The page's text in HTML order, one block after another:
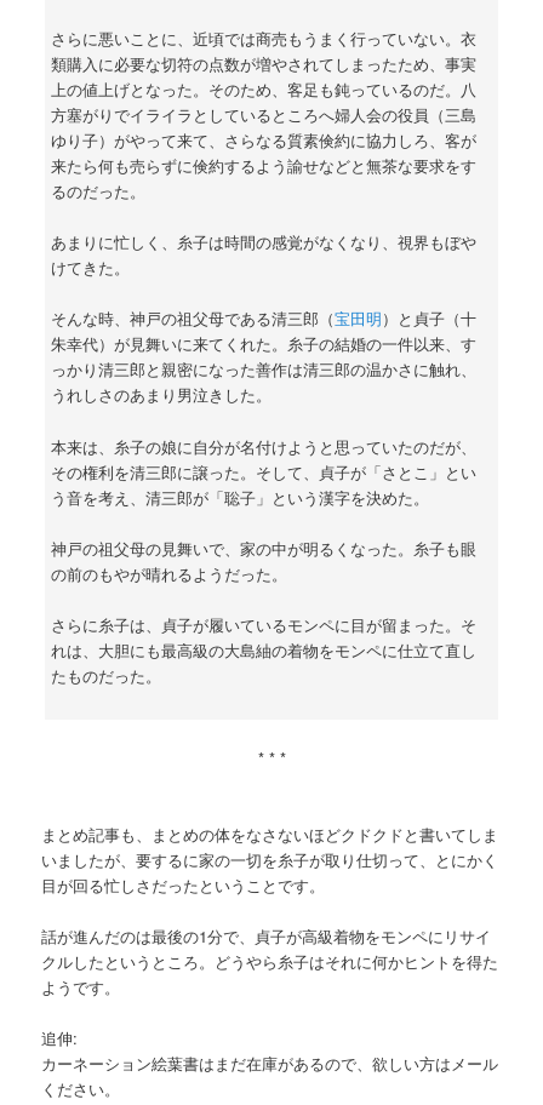
さらに悪いことに、近頃では商売もうまく行っていない。衣
類購入に必要な切符の点数が増やされてしまったため、事実
上の値上げとなった。そのため、客足も鈍っているのだ。八
方塞がりでイライラとしているところへ婦人会の役員（三島
ゆり子）がやって来て、さらなる質素倹約に協力しろ、客が
来たら何も売らずに倹約するよう諭せなどと無茶な要求をす
るのだった。
あまりに忙しく、糸子は時間の感覚がなくなり、視界もぼや
けてきた。
そんな時、神戸の祖父母である清三郎（宝田明）と貞子（十
朱幸代）が見舞いに来てくれた。糸子の結婚の一件以来、す
っかり清三郎と親密になった善作は清三郎の温かさに触れ、
うれしさのあまり男泣きした。
本来は、糸子の娘に自分が名付けようと思っていたのだが、
その権利を清三郎に譲った。そして、貞子が「さとこ」とい
う音を考え、清三郎が「聡子」という漢字を決めた。
神戸の祖父母の見舞いで、家の中が明るくなった。糸子も眼
の前のもやが晴れるようだった。
さらに糸子は、貞子が履いているモンペに目が留まった。そ
れは、大胆にも最高級の大島紬の着物をモンペに仕立て直し
たものだった。
* * *
まとめ記事も、まとめの体をなさないほどクドクドと書いてしま
いましたが、要するに家の一切を糸子が取り仕切って、とにかく
目が回る忙しさだったということです。
話が進んだのは最後の1分で、貞子が高級着物をモンペにリサイ
クルしたというところ。どうやら糸子はそれに何かヒントを得た
ようです。
追伸:
カーネーション絵葉書はまだ在庫があるので、欲しい方はメール
ください。